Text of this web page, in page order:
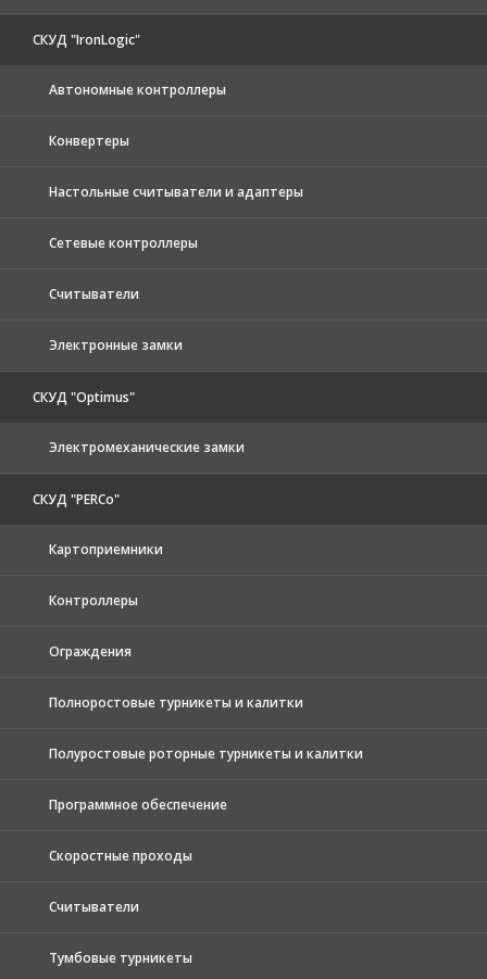
СКУД "IronLogic"
Автономные контроллеры
Конвертеры
Настольные считыватели и адаптеры
Сетевые контроллеры
Считыватели
Электронные замки
СКУД "Optimus"
Электромеханические замки
СКУД "PERCo"
Картоприемники
Контроллеры
Ограждения
Полноростовые турникеты и калитки
Полуростовые роторные турникеты и калитки
Программное обеспечение
Скоростные проходы
Считыватели
Тумбовые турникеты